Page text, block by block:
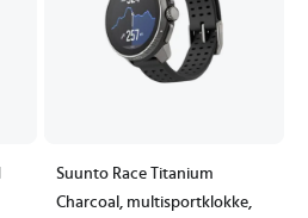
Suunto Race Titanium
Charcoal, multisportklokke,